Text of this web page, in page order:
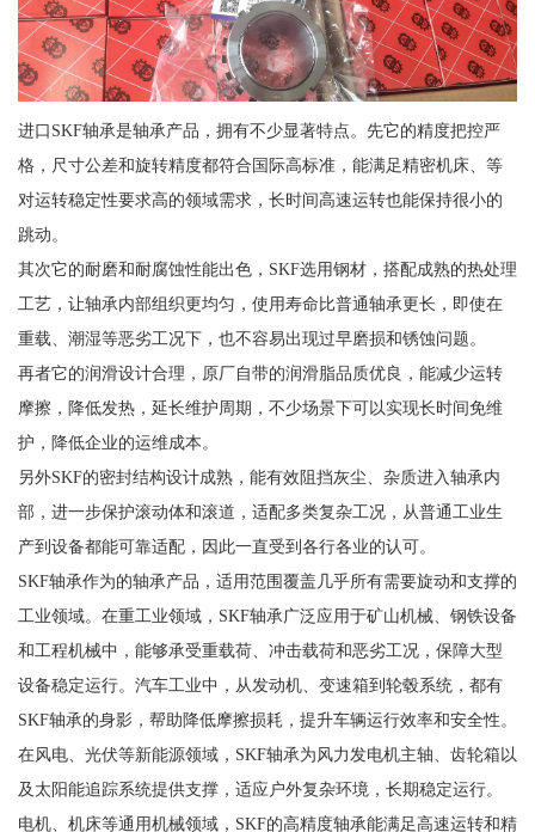
进口SKF轴承是轴承产品，拥有不少显著特点。先它的精度把控严
格，尺寸公差和旋转精度都符合国际高标准，能满足精密机床、等
对运转稳定性要求高的领域需求，长时间高速运转也能保持很小的
跳动。
其次它的耐磨和耐腐蚀性能出色，SKF选用钢材，搭配成熟的热处理
工艺，让轴承内部组织更均匀，使用寿命比普通轴承更长，即使在
重载、潮湿等恶劣工况下，也不容易出现过早磨损和锈蚀问题。
再者它的润滑设计合理，原厂自带的润滑脂品质优良，能减少运转
摩擦，降低发热，延长维护周期，不少场景下可以实现长时间免维
护，降低企业的运维成本。
另外SKF的密封结构设计成熟，能有效阻挡灰尘、杂质进入轴承内
部，进一步保护滚动体和滚道，适配多类复杂工况，从普通工业生
产到设备都能可靠适配，因此一直受到各行各业的认可。
SKF轴承作为的轴承产品，适用范围覆盖几乎所有需要旋动和支撑的
工业领域。在重工业领域，SKF轴承广泛应用于矿山机械、钢铁设备
和工程机械中，能够承受重载荷、冲击载荷和恶劣工况，保障大型
设备稳定运行。汽车工业中，从发动机、变速箱到轮毂系统，都有
SKF轴承的身影，帮助降低摩擦损耗，提升车辆运行效率和安全性。
在风电、光伏等新能源领域，SKF轴承为风力发电机主轴、齿轮箱以
及太阳能追踪系统提供支撑，适应户外复杂环境，长期稳定运行。
电机、机床等通用机械领域，SKF的高精度轴承能满足高速运转和精